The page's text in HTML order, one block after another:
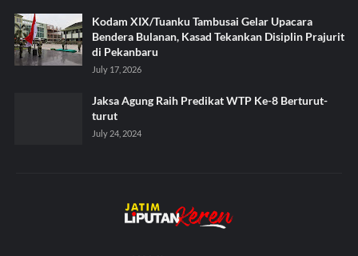
Kodam XIX/Tuanku Tambusai Gelar Upacara
Bendera Bulanan, Kasad Tekankan Disiplin Prajurit
di Pekanbaru
July 17, 2026
Jaksa Agung Raih Predikat WTP Ke-8 Berturut-
turut
July 24, 2024